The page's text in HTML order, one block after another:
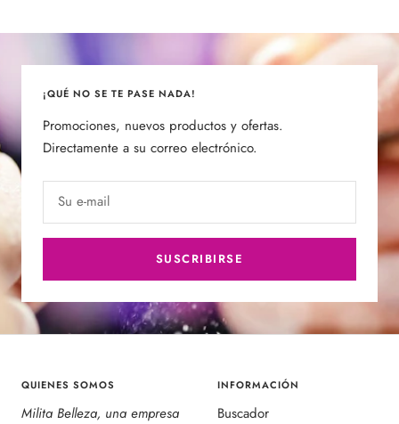
¡QUÉ NO SE TE PASE NADA!
Promociones, nuevos productos y ofertas.
Directamente a su correo electrónico.
Su e-mail
SUSCRIBIRSE
QUIENES SOMOS
Milita Belleza, una empresa
INFORMACIÓN
Buscador